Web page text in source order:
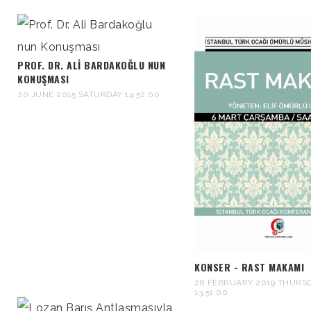
PROF. DR. ALI BARDAKOĞLU NUN
KONUŞMASI
20 JUNE 2015 SATURDAY 14:52:00
KONSER - RAST MAKAMI
28 FEBRUARY 2019
13:51:00